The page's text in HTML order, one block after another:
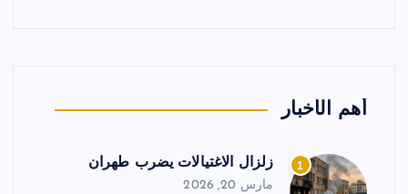
أهم الأخبار
1 زلزال الاغتيالات يضرب طهران
مارس 20, 2026